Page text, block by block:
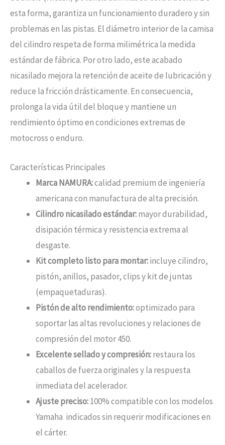
esta forma, garantiza un funcionamiento duradero y sin
problemas en las pistas. El diámetro interior de la camisa
del cilindro respeta de forma milimétrica la medida
estándar de fábrica. Por otro lado, este acabado
nicasilado mejora la retención de aceite de lubricación y
reduce la fricción drásticamente. En consecuencia,
prolonga la vida útil del bloque y mantiene un
rendimiento óptimo en condiciones extremas de
motocross o enduro.
Características Principales
Marca NAMURA:calidad premium de ingeniería
americana con manufactura de alta precisión.
Cilindro nicasilado estándar:mayor durabilidad,
disipación térmica y resistencia extrema al
desgaste.
Kit completo listo para montar:incluye cilindro,
pistón, anillos, pasador, clips y kit de juntas
(empaquetaduras).
Pistón de alto rendimiento:optimizado para
soportar las altas revoluciones y relaciones de
compresión del motor 450.
Excelente sellado y compresión:restaura los
caballos de fuerza originales y la respuesta
inmediata del acelerador.
Ajuste preciso:100% compatible con los modelos
Yamaha indicados sin requerir modificaciones en
el cárter.